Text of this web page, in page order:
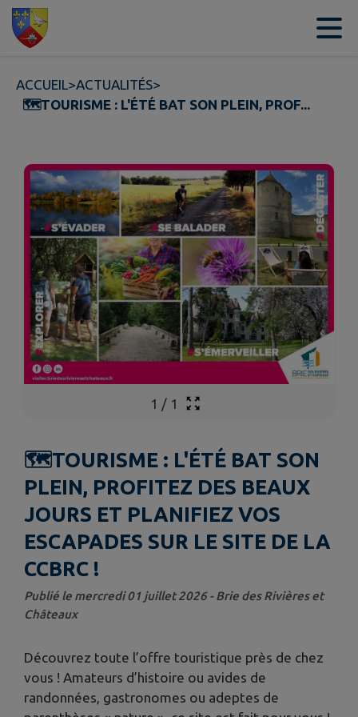
Contenu
ACCUEIL>ACTUALITÉS>
🗺️TOURISME : L'ÉTÉ BAT SON PLEIN, PROF...
1 / 1
🗺️TOURISME : L'ÉTÉ BAT SON
PLEIN, PROFITEZ DES BEAUX
JOURS ET PLANIFIEZ VOS
ESCAPADES SUR LE SITE DE LA
CCBRC !
Publié le mercredi 01 juillet 2026 - Brie des Rivières et
Châteaux
Découvrez toute l’offre touristique près de chez
vous ! Amateurs d’histoire ou avides de
randonnées, gastronomes ou adeptes de